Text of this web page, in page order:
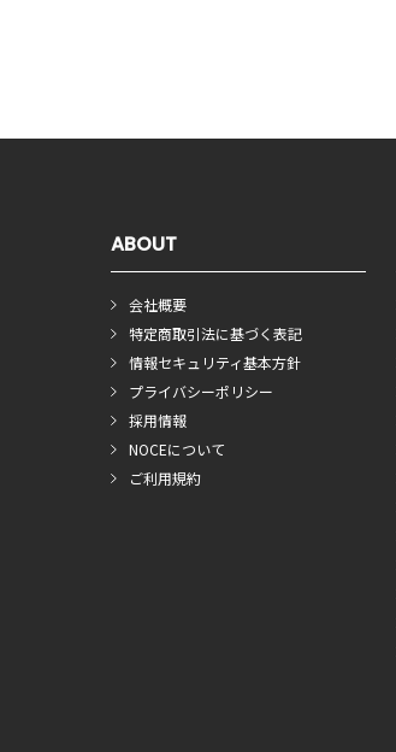
ABOUT
会社概要
特定商取引法に基づく表記
情報セキュリティ基本方針
プライバシーポリシー
採用情報
NOCEについて
ご利用規約